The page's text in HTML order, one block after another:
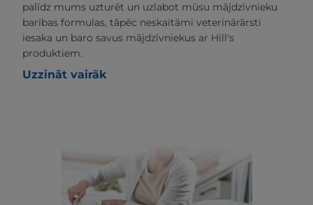
palīdz mums uzturēt un uzlabot mūsu mājdzīvnieku
barības formulas, tāpēc neskaitāmi veterinārārsti
iesaka un baro savus mājdzīvniekus ar Hill's
produktiem.
Uzzināt vairāk